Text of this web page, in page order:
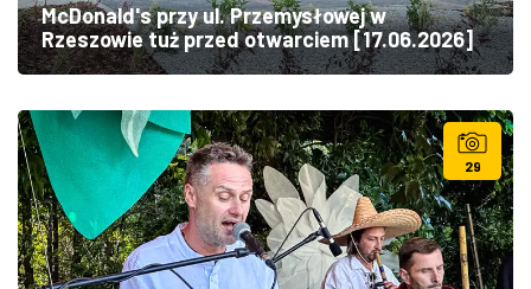
McDonald's przy ul. Przemysłowej w
Rzeszowie tuż przed otwarciem [17.06.2026]
29